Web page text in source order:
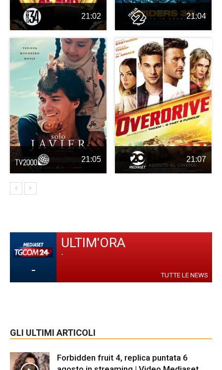
21:02 21:04
21:05 21:07
-
ULTIM'ORA
-
TUTTE LE NEWS
GLI ULTIMI ARTICOLI
Forbidden fruit 4, replica puntata 6